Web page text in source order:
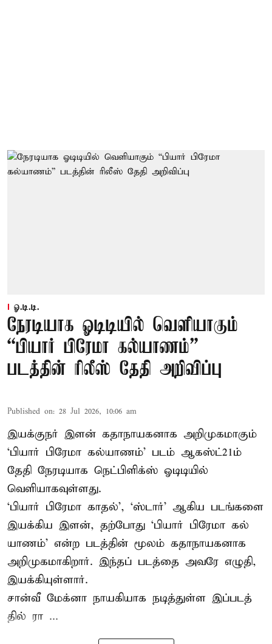
ஓ.டி.டி.
நேரடியாக ஓடிடியில் வெளியாகும்
“பியார் பிரேமா கல்யாணம்”
படத்தின் ரிலீஸ் தேதி அறிவிப்பு
Published on: 28 Jul 2026, 10:06 am
இயக்குநர் இளன் கதாநாயகனாக அறிமுகமாகும்
‘பி​யார் பிரேமா கல்​யாணம்’ படம் ஆகஸ்ட்21ம்
தேதி நேரடியாக நெட்பிளிக்ஸ் ஓடிடியில்
வெளியாகவுள்ளது.
‘பி​யார் பிரேமா காதல்’, ‘ஸ்​டார்’ ஆகிய படங்​களை
இயக்​கிய இளன், தற்​போது ‘பி​யார் பிரேமா கல்​
யாணம்’ என்ற படத்​தின் மூலம் கதாநாயகனாக
அறி​முக​மாகிறார். இந்​தப் படத்தை அவரே எழுதி,
இயக்​கி​யுள்​ளார்.
சான்வீ மேக்னா நாயகி​யாக நடித்​துள்ள இப்​படத்​
தில் ரா ...